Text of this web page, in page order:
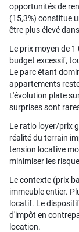
opportunités de
(15,3%) constitue
être plus élevé
Le prix moyen de
budget excessif,
Le parc étant
appartements
L'évolution plate
surprises sont
Le ratio loyer/prix
réalité du terrain
tension locative
minimiser les
Le contexte (prix
immeuble entier.
locatif. Le
d'impôt en
location.